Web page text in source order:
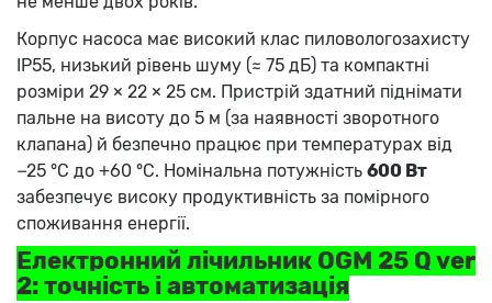
Корпус насоса має високий клас пиловологозахисту
IP55, низький рівень шуму (≈ 75 дБ) та компактні
розміри 29 × 22 × 25 см. Пристрій здатний піднімати
пальне на висоту до 5 м (за наявності зворотного
клапана) й безпечно працює при температурах від
−25 °C до +60 °C. Номінальна потужність 600 Вт
забезпечує високу продуктивність за помірного
споживання енергії.
Електронний лічильник OGM 25 Q ver
2: точність і автоматизація